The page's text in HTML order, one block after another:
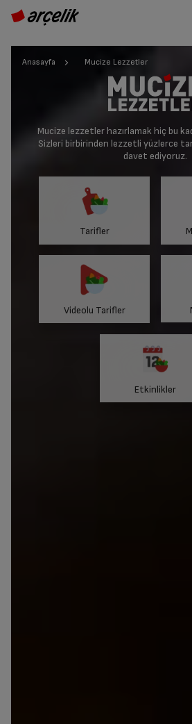
Anasayfa Mucize Lezzetler
Mucize lezzetler hazırlamak hiç bu
Sizleri birbirinden lezzetli yüzlerce
davet ediyoruz.
Tarifler
Videolu Tarifler
Etkinlikler